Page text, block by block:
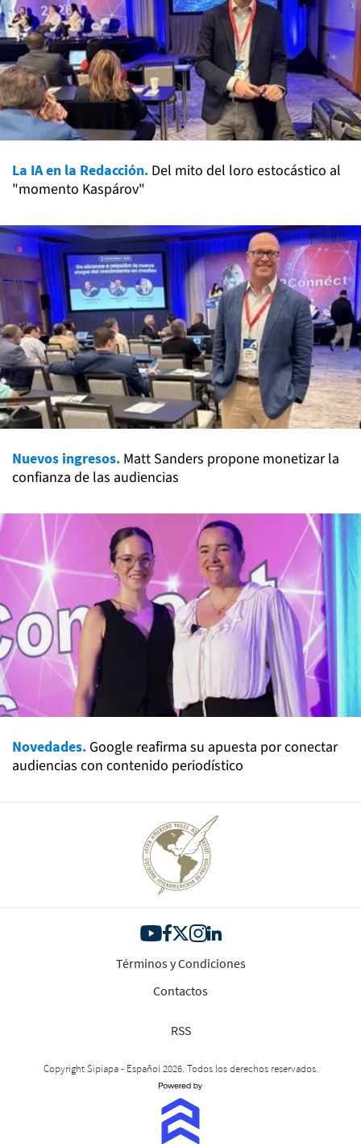
La IA en la Redacción. Del mito del loro estocástico al
"momento Kaspárov"
Nuevos ingresos. Matt Sanders propone monetizar la
confianza de las audiencias
Novedades. Google reafirma su apuesta por conectar
audiencias con contenido periodístico
Términos y Condiciones
Contactos
RSS
Copyright Sipiapa - Español 2026. Todos los derechos reservados.